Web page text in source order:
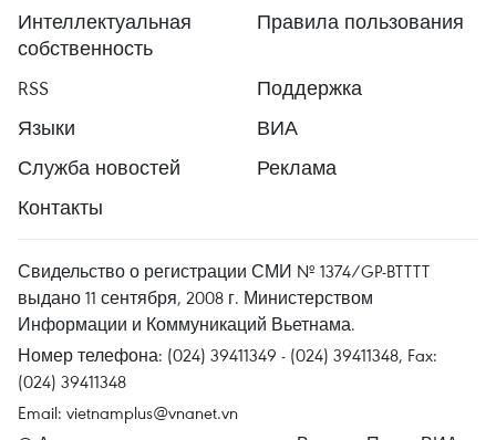
Интеллектуальная
собственность
Правила пользования
RSS
Поддержка
Языки
ВИА
Служба новостей
Реклама
Контакты
Свидельство о регистрации СМИ № 1374/GP-BTTTT
выдано 11 сентября, 2008 г. Министерством
Информации и Коммуникаций Вьетнама.
Номер телефона: (024) 39411349 - (024) 39411348, Fax:
(024) 39411348
Email: vietnamplus@vnanet.vn